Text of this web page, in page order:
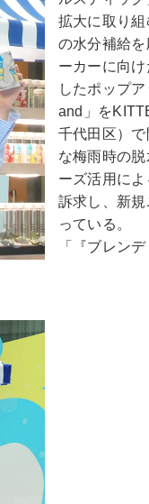
拡大に取り
の水分補給
ーカーに向
したポップ
and」を
千代田区）
な梅雨時の
ーズ活用によ
訴求し、新
っている。
「『ブレンデ